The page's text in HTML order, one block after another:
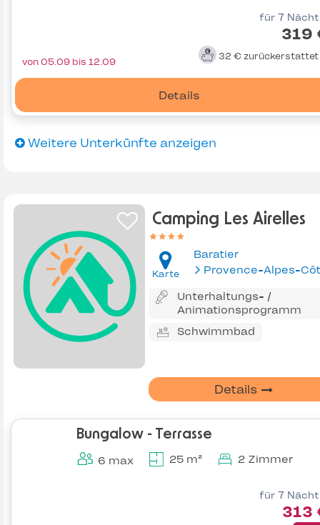
für 7
319
32 € zurückerstattet
Details
von 05.09 bis 12.09
Weitere Unterkünfte anzeigen
Camping Les Airelles
Karte
Baratier
Unterhaltungs- /
Animationsprogramm
Schwimmbad
Details
Bungalow - Terrasse
6 max 25 m² 2 Zimmer
für 7
313